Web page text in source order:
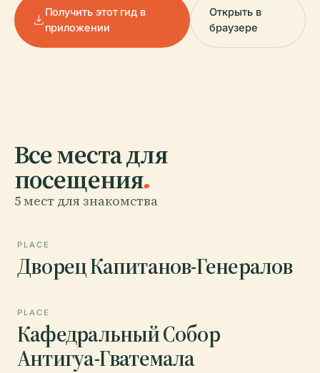
Получить этот гид в
приложении
Открыть в
браузере
Все места для
посещения.
5 мест для знакомства
PLACE
Дворец Капитанов-Генералов
PLACE
Кафедральный Собор
Антигуа-Гватемала